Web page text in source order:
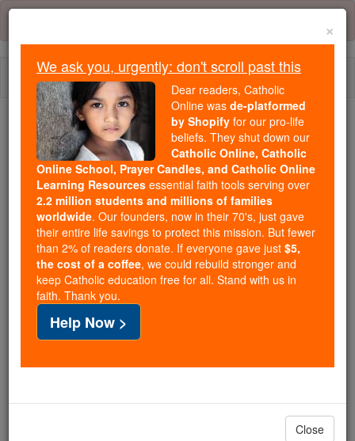
Skip
content
Trending:
Daily Reading for Thursday, October ...
Today's Reading The Mysteries of the Rosary
Jean - Chapitre 19
Jean ⌄ Chapter 19 ⌄
Pilate avait pris Jésus et le fit flageller ;
couronne et posèrent sur sa tête et ils le revêtirent d'
×
We ask you, urgently: don't scroll past this
Dear readers, Catholic
Online was de-platformed
by Shopify for our pro-life
beliefs. They shut down our
Catholic Online, Catholic
Online School, Prayer Candles, and Catholic Online
Learning Resources essential faith tools serving over
2.2 million students and millions of families
worldwide. Our founders, now in their 70's, just gave
their entire life savings to protect this mission. But fewer
than 2% of readers donate. If everyone gave just $5,
the cost of a coffee, we could rebuild stronger and
keep Catholic education free for all. Stand with us in
faith. Thank you.
Help Now >
Close